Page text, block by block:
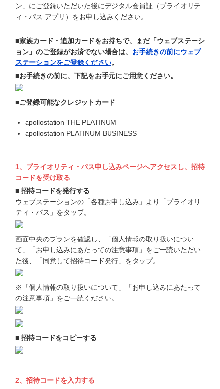
ン」にご登録いただいた後にデジタル会員証（プライオリテ
ィ・パス アプリ）をお申し込みください。
■家族カード・追加カードをお持ちで、まだ「ウェブステーシ
ョン」のご登録がお済でない場合は、 お手続きの前にウェブ
ステーションをご登録ください。
■お手続きの前に、下記をお手元にご用意ください。
■ご登録可能なクレジットカード
apollostation THE PLATINUM
apollostation PLATINUM BUSINESS
1、プライオリティ・パス申し込みページへアクセスし、招待
コードを受け取る
■ 招待コードを発行する
ウェブステーションの「各種お申し込み」より「プライオリ
ティ・パス」をタップ。
画面中央のプランを確認し、「個人情報の取り扱いについ
て」「お申し込みにあたっての注意事項」をご一読いただい
た後、「同意して招待コード発行」をタップ。
※「個人情報の取り扱いについて」「お申し込みにあたって
の注意事項」をご一読ください。
■ 招待コードをコピーする
2、招待コードを入力する